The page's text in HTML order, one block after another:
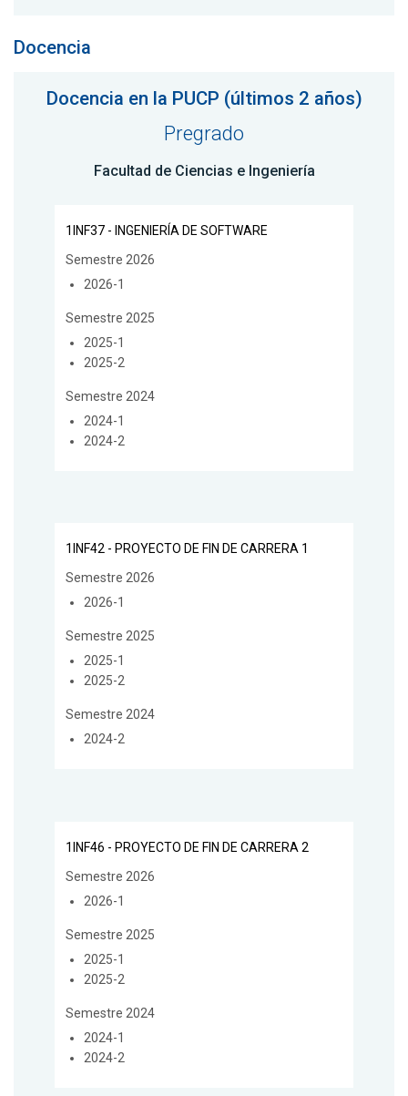
Docencia
Docencia en la PUCP (últimos 2 años)
Pregrado
Facultad de Ciencias e Ingeniería
1INF37 - INGENIERÍA DE SOFTWARE
Semestre 2026
2026-1
Semestre 2025
2025-1
2025-2
Semestre 2024
2024-1
2024-2
1INF42 - PROYECTO DE FIN DE CARRERA 1
Semestre 2026
2026-1
Semestre 2025
2025-1
2025-2
Semestre 2024
2024-2
1INF46 - PROYECTO DE FIN DE CARRERA 2
Semestre 2026
2026-1
Semestre 2025
2025-1
2025-2
Semestre 2024
2024-1
2024-2